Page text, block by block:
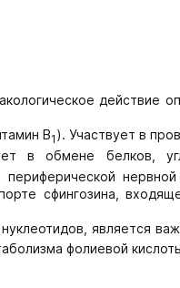
действие
В1 ). Участвует в
в обмене белков,
сфингозина,
является
фолиевой